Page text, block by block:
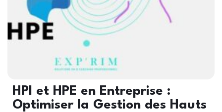
HPI et HPE en Entreprise :
Optimiser la Gestion des Hauts